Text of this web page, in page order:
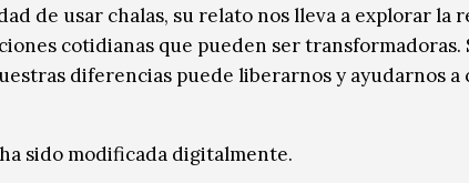
de usar chalas, su relato nos lleva a explorar la
cotidianas que pueden ser transformadoras.
diferencias puede liberarnos y ayudarnos a
sido modificada digitalmente.